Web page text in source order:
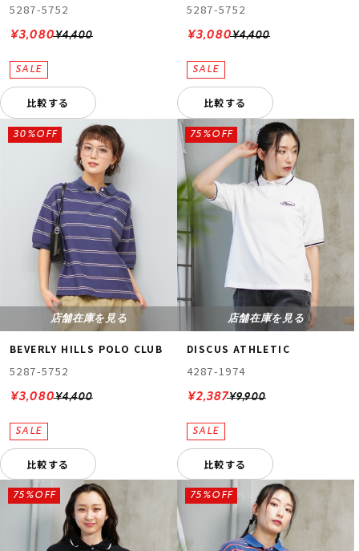
5287-5752
¥4,400
¥3,080
比較する
5287-5752
¥4,400
¥3,080
比較する
店舗在庫を見る
BEVERLY HILLS POLO CLUB
5287-5752
¥4,400
30%OFF
¥3,080
比較する
店舗在庫を見る
DISCUS ATHLETIC
4287-1974
¥9,900
75%OFF
¥2,387
比較する
75%OFF 75%OFF